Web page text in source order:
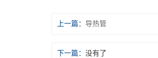
上一篇： 导热管
下一篇： 没有了